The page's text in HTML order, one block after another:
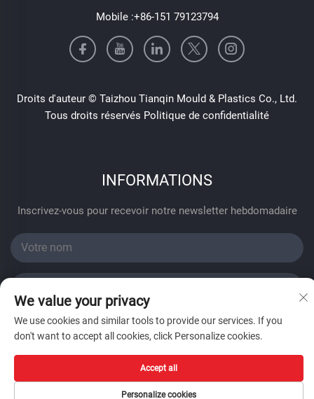
Mobile :+86-151 79123794
Droits d'auteur © Taizhou Tianqin Mould & Plastics Co., Ltd.
Tous droits réservés Politique de confidentialité
INFORMATIONS
Inscrivez-vous pour recevoir notre newsletter hebdomadaire
Envoyer
We value your privacy
We use cookies and similar tools to provide our services. If you
don't want to accept all cookies, click Personalize cookies.
Personalize cookies
Accept all